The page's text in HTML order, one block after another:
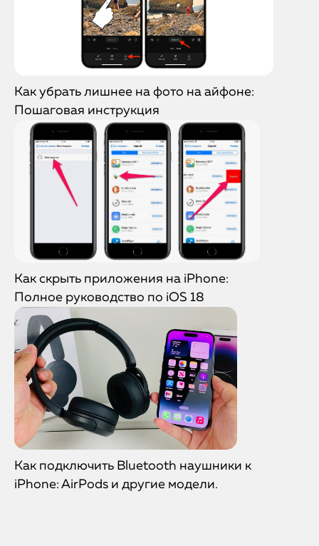
Как убрать лишнее на фото на айфоне:
Пошаговая инструкция
Как скрыть приложения на iPhone:
Полное руководство по iOS 18
Как подключить Bluetooth наушники к
iPhone: AirPods и другие модели.